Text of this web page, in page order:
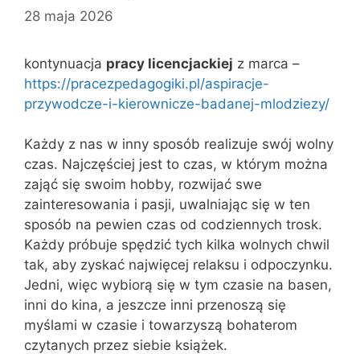
28 maja 2026
kontynuacja pracy licencjackiej z marca –
https://pracezpedagogiki.pl/aspiracje-
przywodcze-i-kierownicze-badanej-mlodziezy/
Każdy z nas w inny sposób realizuje swój wolny
czas. Najczęściej jest to czas, w którym można
zająć się swoim hobby, rozwijać swe
zainteresowania i pasji, uwalniając się w ten
sposób na pewien czas od codziennych trosk.
Każdy próbuje spędzić tych kilka wolnych chwil
tak, aby zyskać najwięcej relaksu i odpoczynku.
Jedni, więc wybiorą się w tym czasie na basen,
inni do kina, a jeszcze inni przenoszą się
myślami w czasie i towarzyszą bohaterom
czytanych przez siebie książek.